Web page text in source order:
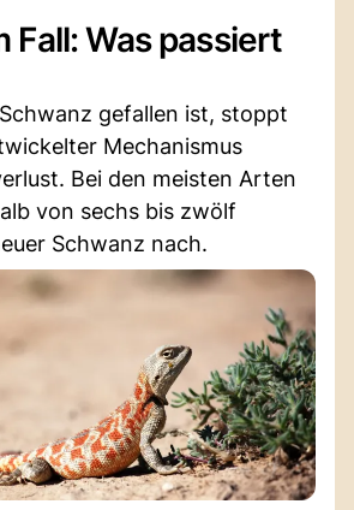
Fall: Was passiert
gefallen ist, stoppt
Mechanismus
Bei den meisten Arten
von sechs bis zwölf
Schwanz nach.